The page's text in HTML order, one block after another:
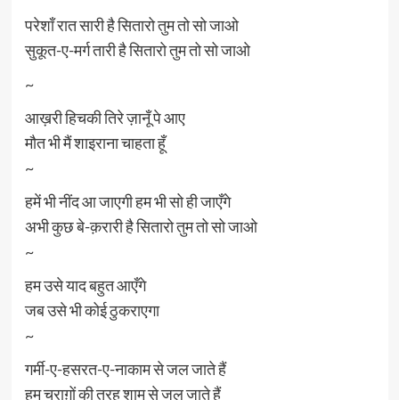
परेशाँ रात सारी है सितारो तुम तो सो जाओ
सुकूत-ए-मर्ग तारी है सितारो तुम तो सो जाओ
~
आख़री हिचकी तिरे ज़ानूँ पे आए
मौत भी मैं शाइराना चाहता हूँ
~
हमें भी नींद आ जाएगी हम भी सो ही जाएँगे
अभी कुछ बे-क़रारी है सितारो तुम तो सो जाओ
~
हम उसे याद बहुत आएँगे
जब उसे भी कोई ठुकराएगा
~
गर्मी-ए-हसरत-ए-नाकाम से जल जाते हैं
हम चराग़ों की तरह शाम से जल जाते हैं